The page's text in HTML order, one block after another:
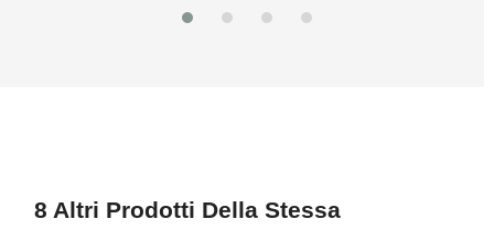
8 Altri Prodotti Della Stessa